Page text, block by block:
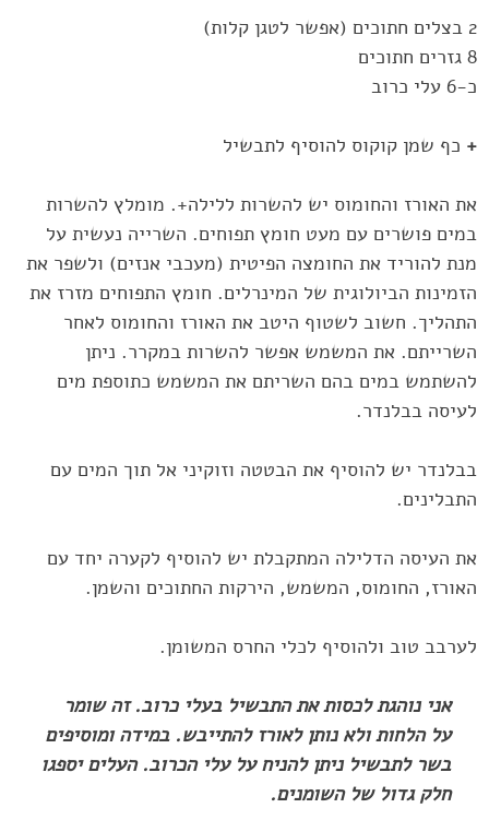
‏2 בצלים חתוכים (אפשר לטגן קלות)‏
‏8 גזרים חתוכים
כ-6 עלי כרוב
+ כף שמן קוקוס להוסיף לתבשיל
את האורז והחומוס יש להשרות ללילה+. מומלץ להשרות
במים פושרים עם ‏מעט חומץ תפוחים. השרייה נעשית על
מנת להוריד את החומצה הפיטית ‏‏(מעכבי אנזים) ולשפר ‏את
הזמינות הביולוגית של המינרלים. חומץ ‏התפוחים מזרז את
התהליך. חשוב לשטוף היטב את האורז והחומוס לאחר
‏השרייתם. את המשמש אפשר להשרות במקרר. ניתן
להשתמש במים ‏בהם השריתם את המשמש כתוספת מים
לעיסה בבלנדר.‏
בבלנדר יש להוסיף את הבטטה וזוקיני אל תוך המים עם
התבלינים.
את ‏העיסה הדלילה המתקבלת יש להוסיף לקערה יחד עם
האורז, החומוס, המשמש, ‏הירקות החתוכים והשמן.‏
לערבב טוב ולהוסיף לכלי החרס המשומן.‏
אני נוהגת לכסות את התבשיל בעלי כרוב. זה שומר
על הלחות ולא נותן ‏לאורז להתייבש. במידה ומוסיפים
בשר לתבשיל ניתן להניח על עלי הכרוב. ‏העלים יספגו
חלק גדול של השומנים.‏